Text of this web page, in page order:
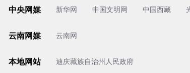
中央网媒 新华网 中国文明网 中国西藏
云南网媒 云南网
本地网站 迪庆藏族自治州人民政府